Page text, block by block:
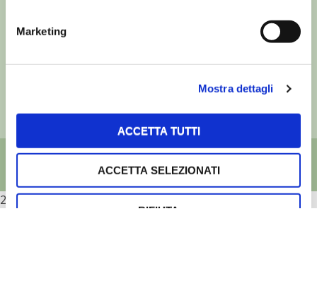
Marketing
Mostra dettagli
ACCETTA TUTTI
ACCETTA SELEZIONATI
RIFIUTA
Reg. imp. di Verona nr. 00230010233
2026